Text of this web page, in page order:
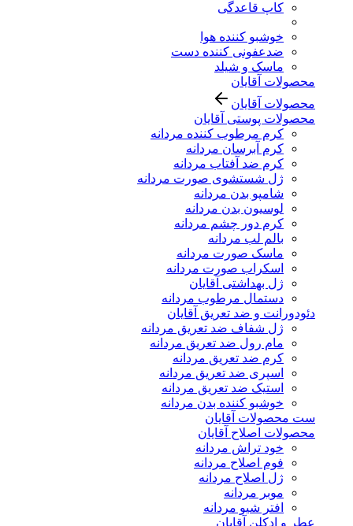
کاپ قاعدگی
خوشبو کننده هوا
ضدعفونی کننده دست
ماسک و شیلد
محصولات آقایان
محصولات آقایان
محصولات پوستی آقایان
کرم مرطوب کننده مردانه
کرم آبرسان مردانه
کرم ضد آفتاب مردانه
ژل شستشوی صورت مردانه
شامپو بدن مردانه
لوسیون بدن مردانه
کرم دور چشم مردانه
بالم لب مردانه
ماسک صورت مردانه
اسکراب صورت مردانه
ژل بهداشتی آقایان
دستمال مرطوب مردانه
دئودورانت و ضد تعریق آقایان
ژل شفاف ضد تعریق مردانه
مام رول ضد تعریق مردانه
کرم ضد تعریق مردانه
اسپری ضد تعریق مردانه
استیک ضد تعریق مردانه
خوشبو کننده بدن مردانه
ست محصولات آقایان
محصولات اصلاح آقایان
خود تراش مردانه
فوم اصلاح مردانه
ژل اصلاح مردانه
موبر مردانه
افتر شیو مردانه
عطر و ادکلن آقایان